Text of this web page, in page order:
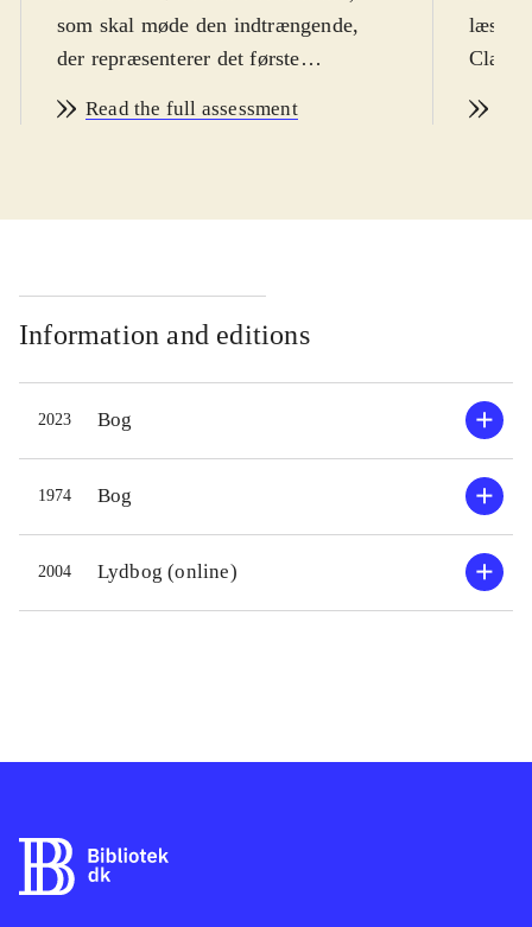
som skal møde den indtrængende,
der repræsenterer det første
for vor egen verden. Man har kun tre
atter hurtigt forsvinde ud i
om bord på den gigantiske, mere end
50 km lange kunstigt skabte - og i
cylindriske Rama, bogen handler om.
Emnet er klassisk i science fiction:
Det første møde med en
extraterrestrisk race. Over dette tema
er med. Fra de tekniske forberedelser,
sf-forfattere har evnen til både at
uden at noget går tabt. Clarke er i
sine heldige øjeblikke en af de
Read the full assessment
læser,
Information and editions
2023 Bog
1974 Bog
2004 Lydbog (online)